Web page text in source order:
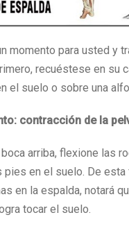
momento para usted y
recuéstese en su
el suelo o sobre una
contracción de la
arriba, flexione las
pies en el suelo. De esta
en la espalda, notará
tocar el suelo.